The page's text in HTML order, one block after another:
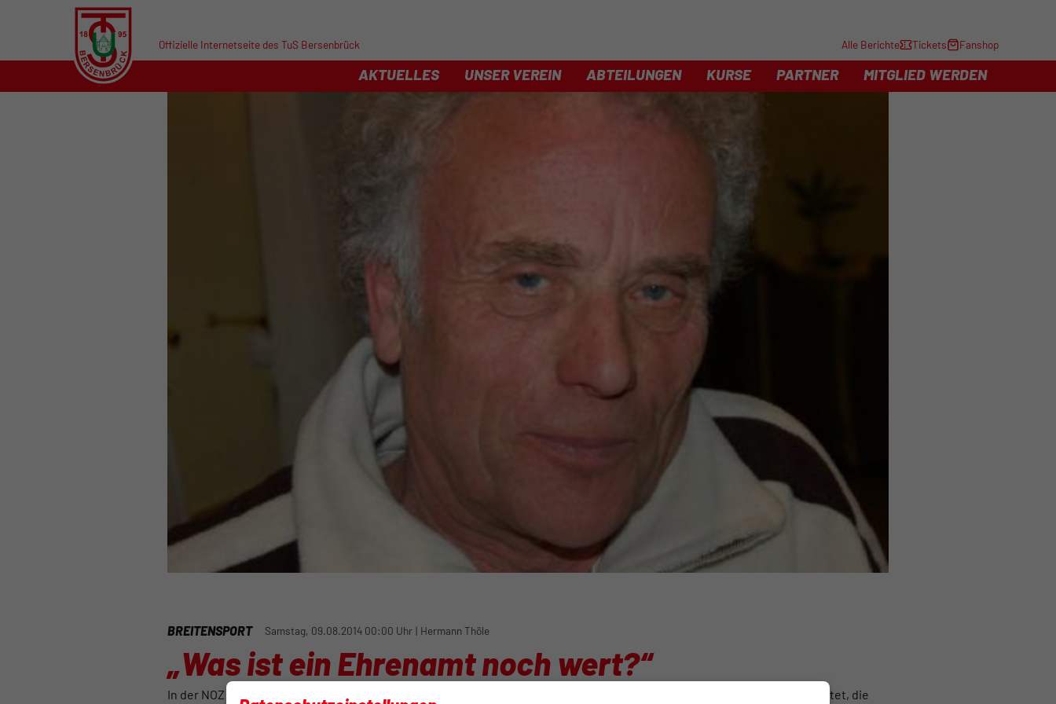
Offizielle Internetseite des TuS Bersenbrück Alle Berichte Tickets Fanshop
AKTUELLES UNSER VEREIN ABTEILUNGEN KURSE PARTNER MITGLIED WERDEN
BREITENSPORT Samstag, 09.08.2014 00:00 Uhr | Hermann Thöle
„Was ist ein Ehrenamt noch wert?“
In der NOZ vom 09.August 2014 wurde über eine Tagung der Fußballkreise Osnabrück- Stadt und Osnabrück –Land berichtet, die